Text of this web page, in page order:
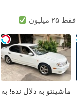
ماشینتو به دلال نده! به